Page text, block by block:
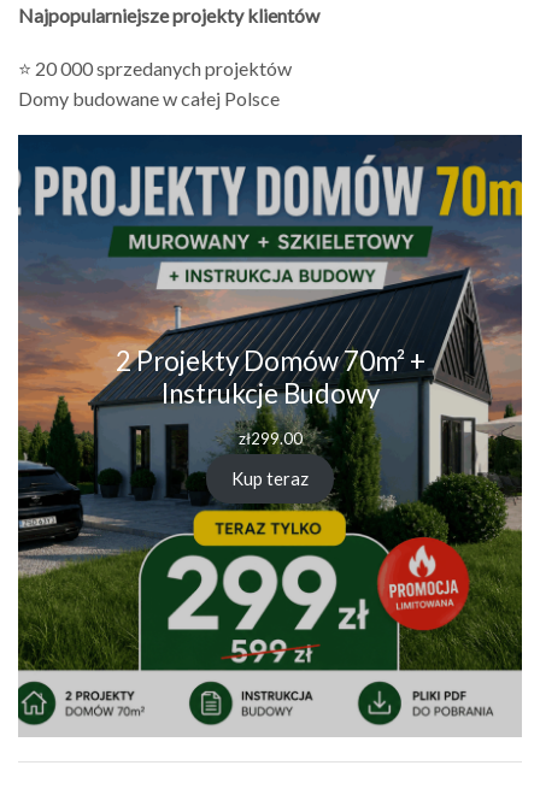
Najpopularniejsze projekty klientów
⭐ 20 000 sprzedanych projektów
Domy budowane w całej Polsce
2 Projekty Domów 70m² +
Instrukcje Budowy
zł299.00
Kup teraz